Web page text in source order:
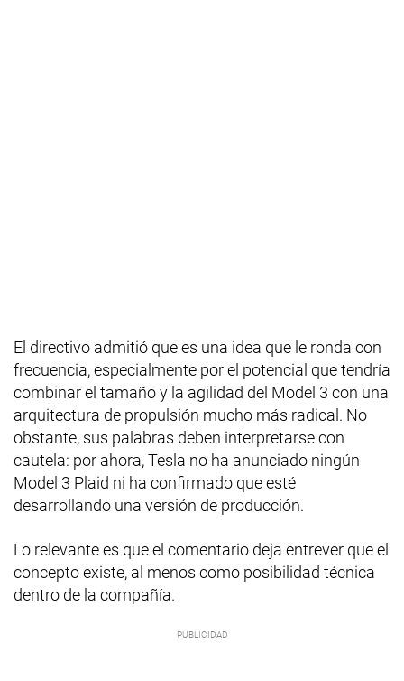
El directivo admitió que es una idea que le ronda con
frecuencia, especialmente por el potencial que tendría
combinar el tamaño y la agilidad del Model 3 con una
arquitectura de propulsión mucho más radical. No
obstante, sus palabras deben interpretarse con
cautela: por ahora, Tesla no ha anunciado ningún
Model 3 Plaid ni ha confirmado que esté
desarrollando una versión de producción.
Lo relevante es que el comentario deja entrever que el
concepto existe, al menos como posibilidad técnica
dentro de la compañía.